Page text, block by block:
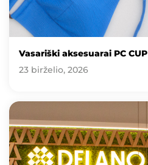
Vasariški aksesuarai PC CUP
23 birželio, 2026